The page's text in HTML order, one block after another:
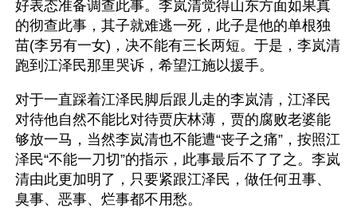
好表态准备调查此事。李岚清觉得山东方面如果真
的彻查此事，其子就难逃一死，此子是他的单根独
苗(李另有一女)，决不能有三长两短。于是，李岚清
跑到江泽民那里哭诉，希望江施以援手。
对于一直踩着江泽民脚后跟儿走的李岚清，江泽民
对待他自然不能比对待贾庆林薄，贾的腐败老婆能
够放一马，当然李岚清也不能遭“丧子之痛”，按照江
泽民“不能一刀切”的指示，此事最后不了了之。李岚
清由此更加明了，只要紧跟江泽民，做任何丑事、
臭事、恶事、烂事都不用愁。